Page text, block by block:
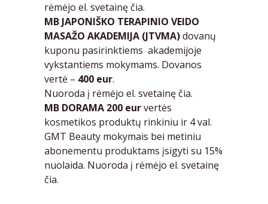
rėmėjo el. svetainę čia.
MB JAPONIŠKO TERAPINIO VEIDO
MASAŽO AKADEMIJA (JTVMA)dovanų
kuponu pasirinktiems akademijoje
vykstantiems mokymams. Dovanos
vertė – 400 eur.
Nuoroda į rėmėjo el. svetainę čia.
MB DORAMA 200 eurvertės
kosmetikos produktų rinkiniu ir 4 val.
GMT Beauty mokymais bei metiniu
abonementu produktams įsigyti su 15%
nuolaida. Nuoroda į rėmėjo el. svetainę
čia.